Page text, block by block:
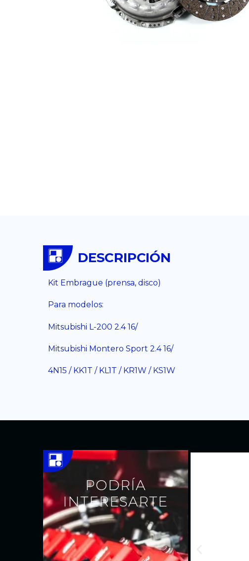
DESCRIPCIÓN
Kit Embrague (prensa, disco)
Para modelos:
Mitsubishi L-200 2.4 16/
Mitsubishi Montero Sport 2.4 16/
4N15 / KK1T / KL1T / KR1W / KS1W
PODRÍA
INTERESARTE